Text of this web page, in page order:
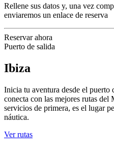
Rellene sus datos y, una vez
enviaremos un enlace de reserva
Reservar ahora
Puerto de salida
Ibiza
Inicia tu aventura desde el puerto
conecta con las mejores rutas
servicios de primera, es el lugar
náutica.
Ver rutas